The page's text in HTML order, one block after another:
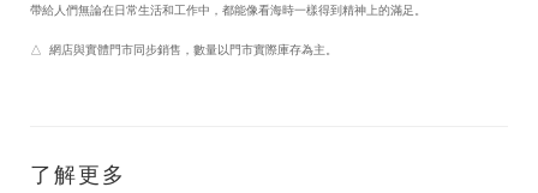
帶給人們無論在日常生活和工作中，都能像看海時一樣得到精神上的滿足。
△ 網店與實體門市同步銷售，數量以門市實際庫存為主。
了解更多